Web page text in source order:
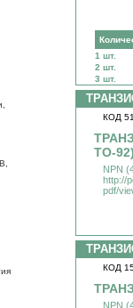
1 шт.
2 шт.
3 шт.
КОД
TO-
NPN
http://
pdf/
КОД
NPN